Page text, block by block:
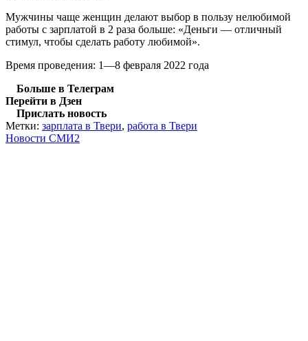
Мужчины чаще женщин делают выбор в пользу нелюбимой
работы с зарплатой в 2 раза больше: «Деньги — отличный
стимул, чтобы сделать работу любимой».
Время проведения: 1—8 февраля 2022 года
Больше в Телеграм
Перейти в Дзен
Прислать новость
Метки: зарплата в Твери, работа в Твери
Новости СМИ2